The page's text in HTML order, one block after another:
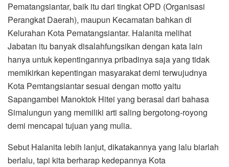
Pematangsiantar, baik itu dari tingkat OPD (Organisasi
Perangkat Daerah), maupun Kecamatan bahkan di
Kelurahan Kota Pematangsiantar. Halanita melihat
Jabatan itu banyak disalahfungsikan dengan kata lain
hanya untuk kepentingannya pribadinya saja yang tidak
memikirkan kepentingan masyarakat demi terwujudnya
Kota Pemtangsiantar sesuai dengan motto yaitu
Sapangambei Manoktok Hitei yang berasal dari bahasa
Simalungun yang memiliki arti saling bergotong-royong
demi mencapai tujuan yang mulia.
Sebut Halanita lebih lanjut, dikatakannya yang lalu biarlah
berlalu, tapi kita berharap kedepannya Kota